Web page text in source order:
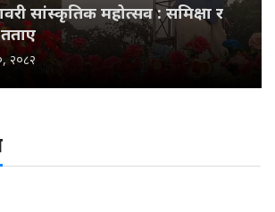
सांस्कृतिक महोत्सव : समिक्षा र
२०८२